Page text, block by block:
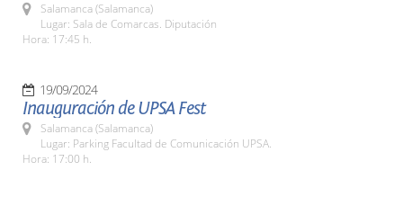
Salamanca (Salamanca)
Lugar: Sala de Comarcas. Diputación
Hora: 17:45 h.
19/09/2024
Inauguración de UPSA Fest
Salamanca (Salamanca)
Lugar: Parking Facultad de Comunicación UPSA.
Hora: 17:00 h.